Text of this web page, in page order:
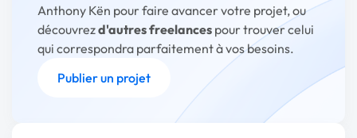
Anthony Kën pour faire avancer votre projet, ou
découvrezd'autres freelances pour trouver celui
qui correspondra parfaitement à vos besoins.
Publier un projet